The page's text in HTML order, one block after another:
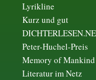
Lyrikline
Kurz und gut
Peter-Huchel-Preis
Memory of Mankind
Literatur im Netz